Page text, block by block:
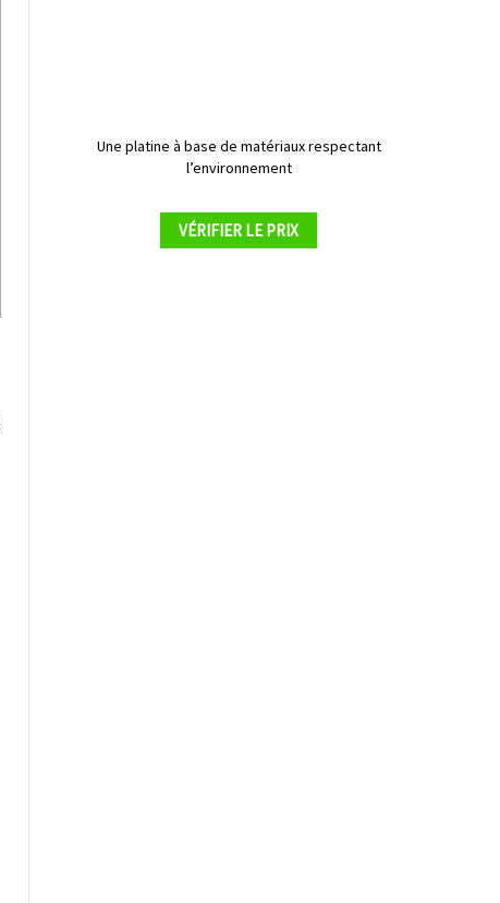
Une platine à base de matériaux respectant
l’environnement
VÉRIFIER LE PRIX